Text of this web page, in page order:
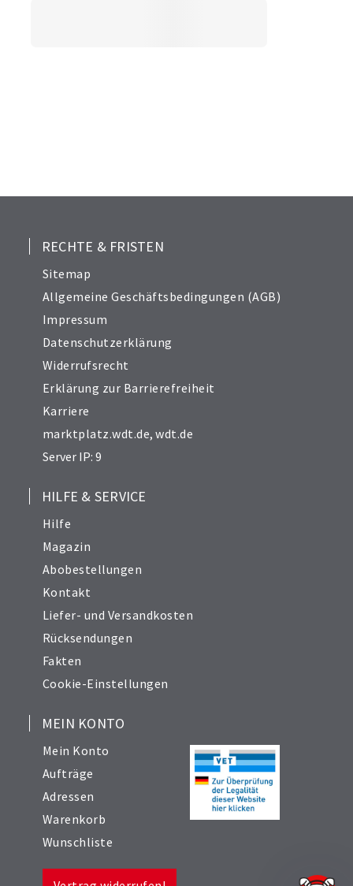
RECHTE & FRISTEN
Sitemap
Allgemeine Geschäftsbedingungen (AGB)
Impressum
Datenschutzerklärung
Widerrufsrecht
Erklärung zur Barrierefreiheit
Karriere
marktplatz.wdt.de,wdt.de
Server IP: 9
HILFE & SERVICE
Hilfe
Magazin
Abobestellungen
Kontakt
Liefer- und Versandkosten
Rücksendungen
Fakten
Cookie-Einstellungen
MEIN KONTO
Mein Konto
Aufträge
Adressen
Warenkorb
Wunschliste